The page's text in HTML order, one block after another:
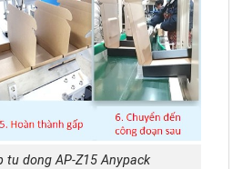
tu dong AP-Z15 Anypack